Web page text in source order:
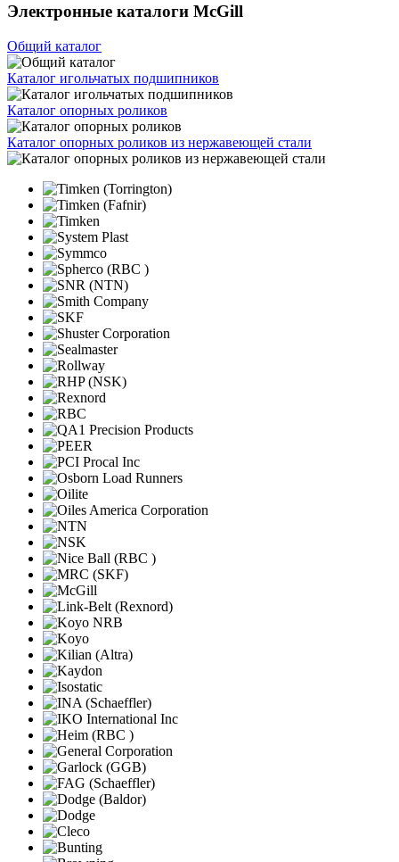
Электронные каталоги McGill
Общий каталог
Каталог игольчатых подшипников
Каталог опорных роликов
Каталог опорных роликов из нержавеющей стали